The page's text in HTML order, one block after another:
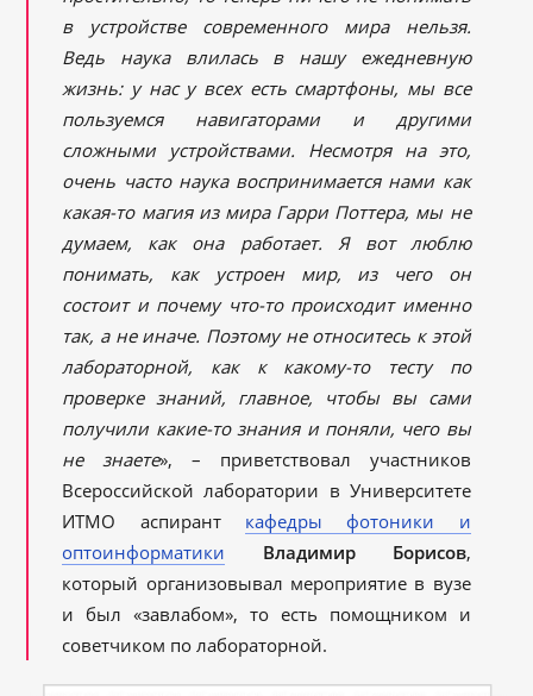
в устройстве современного мира нельзя.
Ведь наука влилась в нашу ежедневную
жизнь: у нас у всех есть смартфоны, мы все
пользуемся навигаторами и другими
сложными устройствами. Несмотря на это,
очень часто наука воспринимается нами как
какая-то магия из мира Гарри Поттера, мы не
думаем, как она работает. Я вот люблю
понимать, как устроен мир, из чего он
состоит и почему что-то происходит именно
так, а не иначе. Поэтому не относитесь к этой
лабораторной, как к какому-то тесту по
проверке знаний, главное, чтобы вы сами
получили какие-то знания и поняли, чего вы
не знаете», – приветствовал участников
Всероссийской лаборатории в Университете
ИТМО аспирант кафедры фотоники и
оптоинформатики
Владимир Борисов,
который организовывал мероприятие в вузе
и был «завлабом», то есть помощником и
советчиком по лабораторной.